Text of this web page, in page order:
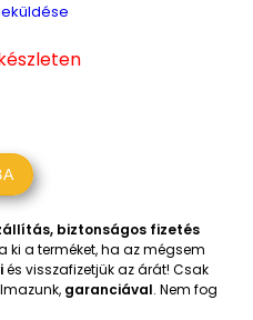
biztonságos fizetés
ki a terméket, ha az mégsem
és visszafizetjük az árát! Csak
garanciával. Nem fog